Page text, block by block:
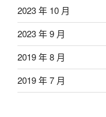
2023 年 10 月
2023 年 9 月
2019 年 8 月
2019 年 7 月